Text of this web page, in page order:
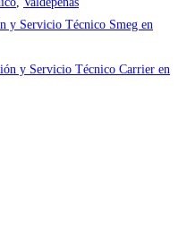
y Servicio Técnico Smeg en
y Servicio Técnico Carrier en